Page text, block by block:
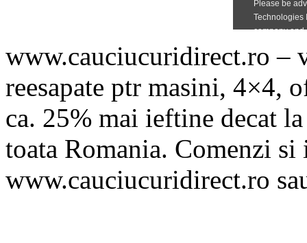
www.cauciucuridirect.ro –
reesapate ptr masini, 4×4,
ca. 25% mai ieftine decat
toata Romania. Comenzi
www.cauciucuridirect.ro